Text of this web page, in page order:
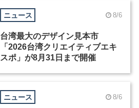
ニュース 8/6
台湾最大のデザイン見本市
「2026台湾クリエイティブエキ
スポ」が8月31日まで開催
ニュース 8/6